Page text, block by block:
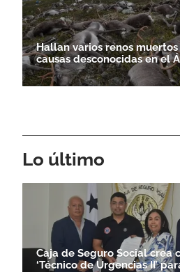
Hallan varios renos
causas desconocidas en el
Lo último
Caja de Seguro Social crea
‘Técnico de Urgencias II’